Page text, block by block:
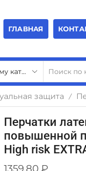
ГЛАВНАЯ
защита /
Перчатки
повышенной
High risk